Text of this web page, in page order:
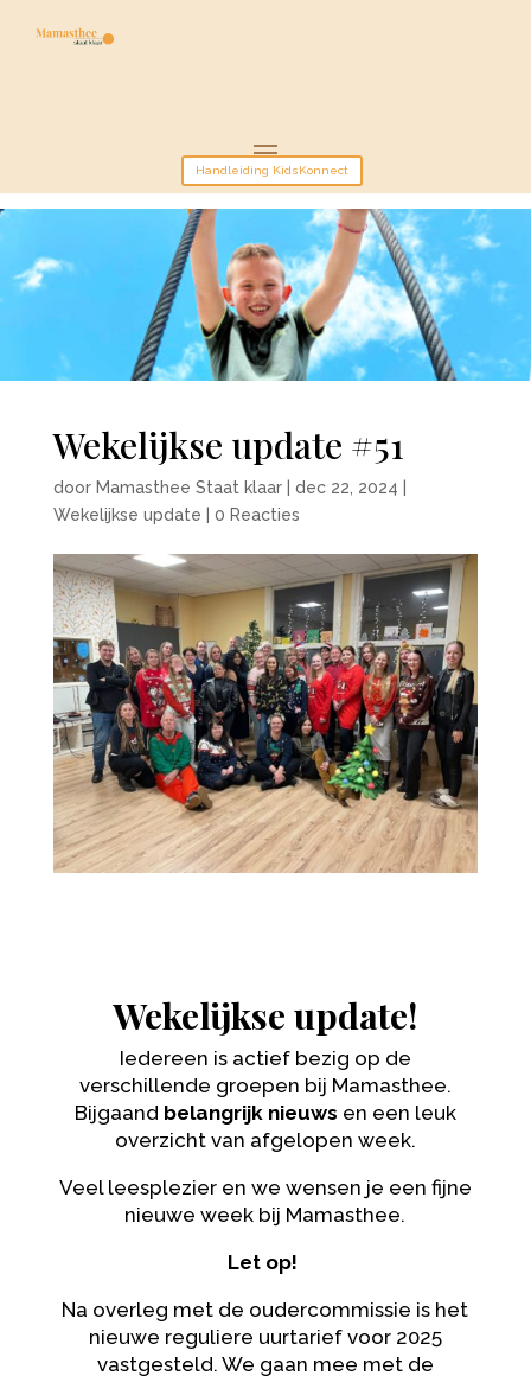
Handleiding KidsKonnect
Wekelijkse update #51
door Mamasthee Staat klaar| dec 22, 2024
Wekelijkse update
0 Reacties
Wekelijkse update!
Iedereen is actief bezig op de
verschillende groepen bij Mamasthee.
Bijgaand belangrijk nieuws en een leuk
overzicht van afgelopen week.
Veel leesplezier en we wensen je een fijne
nieuwe week bij Mamasthee.
Let op!
Na overleg met de oudercommissie is het
nieuwe reguliere uurtarief voor 2025
vastgesteld. We gaan mee met de